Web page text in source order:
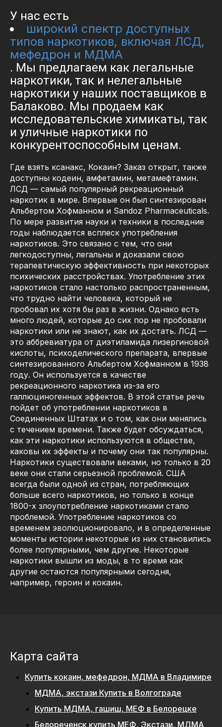
У нас есть
широкий спектр доступных
типов наркотиков, включая ЛСД,
мефедрон и МДМА
. Мы предлагаем как легальные
наркотики, так и нелегальные
наркотики у наших поставщиков в
Балаково. Мы продаем как
исследовательские химикаты, так
и уличные наркотики по
конкурентоспособным ценам.
Где взять ксанакс, Кокаин? Заказ открыт, также
доступны кодеин, амфетамин, метамефтамин.
ЛСД — самый популярный рекреационный
наркотик в мире. Впервые он был синтезирован
Альбертом Хофманном и Sandoz Pharmaceuticals.
По мере развития науки и техники в последние
годы наблюдается всплеск употребления
наркотиков. Это связано с тем, что они
легкодоступны, легальны и доказали свою
терапевтическую эффективность при некоторых
психических расстройствах. Употребление этих
наркотиков стало настолько распространенным,
что трудно найти человека, который не
пробовал их хотя бы раз в жизни. Однако есть
много людей, которые до сих пор не пробовали
наркотики или не знают, как их достать. ЛСД —
это аббревиатура от диэтиламида лизергиновой
кислоты, психоделического препарата, впервые
синтезированного Альбертом Хофманном в 1938
году. Он используется в качестве
рекреационного наркотика из-за его
галлюциногенных эффектов. В этой статье речь
пойдет об употреблении наркотиков в
Соединенных Штатах и о том, как они менялись
с течением времени. Также будет обсуждаться,
как эти наркотики используются в обществе,
каковы их эффекты и почему они так популярны.
Наркотики существовали веками, но только в 20
веке они стали серьезной проблемой. США
всегда были одной из стран, потребляющих
больше всего наркотиков, но только в конце
1800-х злоупотребление наркотиками стало
проблемой. Употребление наркотиков со
временем эволюционировало, и в определенные
моменты истории некоторые из них становились
более популярными, чем другие. Некоторые
наркотики вышли из моды, в то время как
другие остаются популярными сегодня,
например, героин и кокаин.
Карта сайта
Купить кокаин, мефедрон, МДМА в Владимире
МДМА, экстази Купить в Волгограде
Купить МДМА, гашиш, МЕФ в Белорецке
Белореченск купить МЕФ, Экстази, МДМА